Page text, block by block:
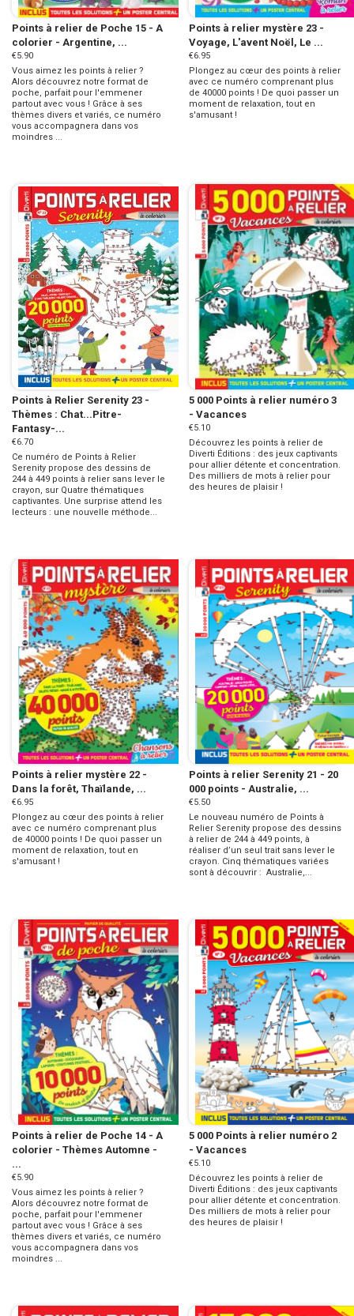
Points à relier de Poche 15 - A
colorier - Argentine, ...
€5.90
Vous aimez les points à relier ?
Alors découvrez notre format de
poche, parfait pour l'emmener
partout avec vous ! Grâce à ses
thèmes divers et variés, ce numéro
vous accompagnera dans vos
moindres ...
Points à relier mystère 23 -
Voyage, L'avent Noël, Le ...
€6.95
Plongez au cœur des points à relier
avec ce numéro comprenant plus
de 40000 points ! De quoi passer un
moment de relaxation, tout en
s'amusant !
Points à Relier Serenity 23 -
Thèmes : Chat...Pitre-
Fantasy-...
€6.70
Ce numéro de Points à Relier
Serenity propose des dessins de
244 à 449 points à relier sans lever le
crayon, sur Quatre thématiques
captivantes. Une surprise attend les
lecteurs : une nouvelle méthode...
5 000 Points à relier numéro 3
- Vacances
€5.10
Découvrez les points à relier de
Diverti Éditions : des jeux captivants
pour allier détente et concentration.
Des milliers de mots à relier pour
des heures de plaisir !
Points à relier mystère 22 -
Dans la forêt, Thaïlande, ...
€6.95
Plongez au cœur des points à relier
avec ce numéro comprenant plus
de 40000 points ! De quoi passer un
moment de relaxation, tout en
s'amusant !
Points à relier Serenity 21 - 20
000 points - Australie, ...
€5.50
Le nouveau numéro de Points à
Relier Serenity propose des dessins
à relier de 244 à 449 points, à
réaliser d’un seul trait sans lever le
crayon. Cinq thématiques variées
sont à découvrir : Australie,...
Points à relier de Poche 14 - A
colorier - Thèmes Automne -
...
€5.90
Vous aimez les points à relier ?
Alors découvrez notre format de
poche, parfait pour l'emmener
partout avec vous ! Grâce à ses
thèmes divers et variés, ce numéro
vous accompagnera dans vos
moindres ...
5 000 Points à relier numéro 2
- Vacances
€5.10
Découvrez les points à relier de
Diverti Éditions : des jeux captivants
pour allier détente et concentration.
Des milliers de mots à relier pour
des heures de plaisir !